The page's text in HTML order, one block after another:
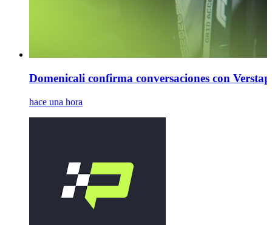
Domenicali confirma conversaciones con
hace una hora